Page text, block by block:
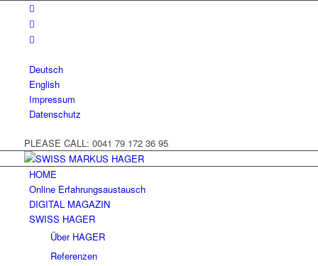
Deutsch
English
Impressum
Datenschutz
PLEASE CALL: 0041 79 172 36 95
HOME
Online Erfahrungsaustausch
DIGITAL MAGAZIN
SWISS HAGER
Über HAGER
Referenzen